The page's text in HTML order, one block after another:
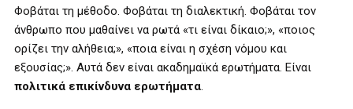
Φοβάται τη μέθοδο. Φοβάται τη διαλεκτική. Φοβάται τον
άνθρωπο που μαθαίνει να ρωτά «τι είναι δίκαιο;», «ποιος
ορίζει την αλήθεια;», «ποια είναι η σχέση νόμου και
εξουσίας;». Αυτά δεν είναι ακαδημαϊκά ερωτήματα. Είναι
πολιτικά επικίνδυνα ερωτήματα.